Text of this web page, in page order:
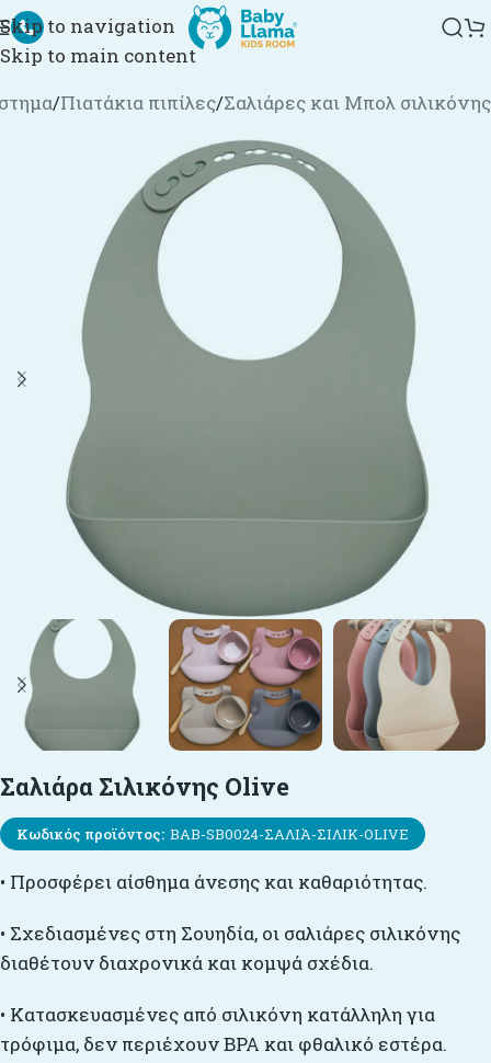
Skip to navigation
Skip to main content
/Πιατάκια πιπίλες/Σαλιάρες και Μπολ σιλικόνης
Σαλιάρα Σιλικόνης Olive
Κωδικός προϊόντος: BAB-SB0024-ΣΑΛΙΆ-ΣΙΛΙΚ-OLIVE
• Προσφέρει αίσθημα άνεσης και καθαριότητας.
• Σχεδιασμένες στη Σουηδία, οι σαλιάρες σιλικόνης
διαθέτουν διαχρονικά και κομψά σχέδια.
• Κατασκευασμένες από σιλικόνη κατάλληλη για
τρόφιμα, δεν περιέχουν BPA και φθαλικό εστέρα.